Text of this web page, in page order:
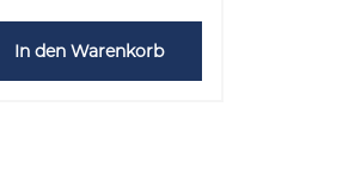
In den Warenkorb